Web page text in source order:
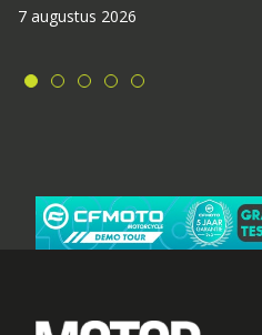
7 augustus 2026